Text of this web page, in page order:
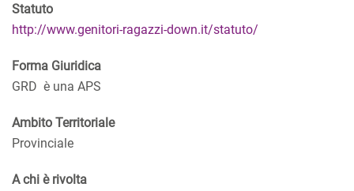
Statuto
http://www.genitori-ragazzi-down.it/statuto/
Forma Giuridica
GRD è una APS
Ambito Territoriale
Provinciale
A chi è rivolta